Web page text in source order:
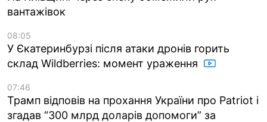
вантажівок
08:05
У Єкатеринбурзі після атаки дронів горить
склад Wildberries: момент ураження
07:46
Трамп відповів на прохання України про Patriot і
згадав “300 млрд доларів допомоги” за